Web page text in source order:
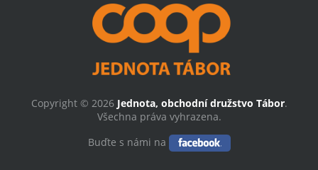
Copyright © 2026 Jednota, obchodní družstvo Tábor.
Všechna práva vyhrazena.
Buďte s námi na